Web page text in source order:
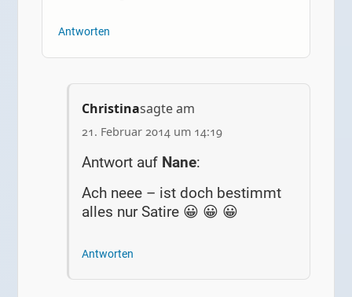
Antworten
Christinasagte am
21. Februar 2014 um 14:19
Antwort auf Nane:
Ach neee – ist doch bestimmt
alles nur Satire 😀 😀 😀
Antworten